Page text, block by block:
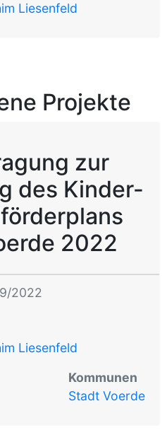
Liesenfeld
Projekte
zur
des Kinder-
2022
2022
Liesenfeld
Kommunen
Stadt Voerde